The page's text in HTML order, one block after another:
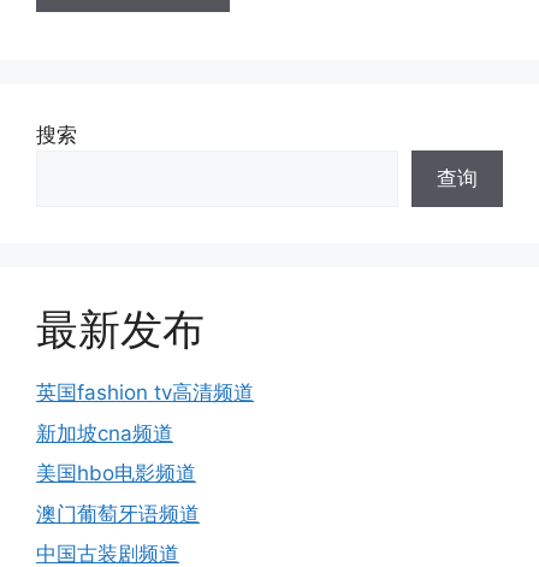
搜索
查询
最新发布
英国fashion tv高清频道
新加坡cna频道
美国hbo电影频道
澳门葡萄牙语频道
中国古装剧频道